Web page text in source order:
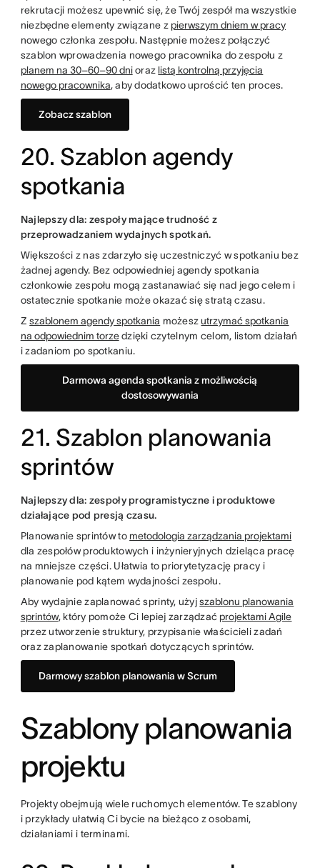
rekrutacji możesz upewnić się, że Twój zespół ma wszystkie
niezbędne elementy związane z pierwszym dniem w pracy
nowego członka zespołu. Następnie możesz połączyć
szablon wprowadzenia nowego pracownika do zespołu z
planem na 30–60–90 dnioraz listą kontrolną przyjęcia
nowego pracownika, aby dodatkowo uprościć ten proces.
Zobacz szablon
20. Szablon agendy
spotkania
Najlepszy dla: zespoły mające trudność z
przeprowadzaniem wydajnych spotkań.
Większości z nas zdarzyło się uczestniczyć w spotkaniu bez
żadnej agendy. Bez odpowiedniej agendy spotkania
członkowie zespołu mogą zastanawiać się nad jego celem i
ostatecznie spotkanie może okazać się stratą czasu.
Zszablonem agendy spotkania możeszutrzymać spotkania
na odpowiednim torzedzięki czytelnym celom, listom działań
i zadaniom po spotkaniu.
Darmowa agenda spotkania z możliwością
dostosowywania
21. Szablon planowania
sprintów
Najlepszy dla: zespoły programistyczne i produktowe
działające pod presją czasu.
Planowanie sprintów to metodologia zarządzania projektami
dla zespołów produktowych i inżynieryjnych dzieląca pracę
na mniejsze części. Ułatwia to priorytetyzację pracy i
planowanie pod kątem wydajności zespołu.
Aby wydajnie zaplanować sprinty, użyjszablonu planowania
sprintów, który pomoże Ci lepiej zarządzać projektami Agile
przez utworzenie struktury, przypisanie właścicieli zadań
oraz zaplanowanie spotkań dotyczących sprintów.
Darmowy szablon planowania w Scrum
Szablony planowania
projektu
Projekty obejmują wiele ruchomych elementów. Te szablony
i przykłady ułatwią Ci bycie na bieżąco z osobami,
działaniami i terminami.